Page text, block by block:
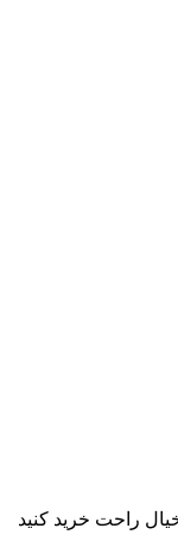
راحت خرید کنید